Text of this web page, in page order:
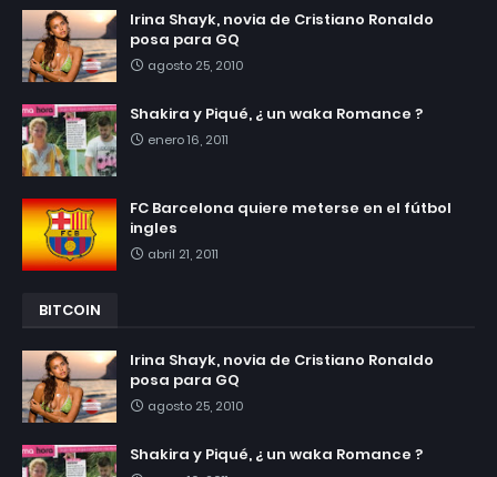
Irina Shayk, novia de Cristiano Ronaldo
posa para GQ
agosto 25, 2010
Shakira y Piqué, ¿ un waka Romance ?
enero 16, 2011
FC Barcelona quiere meterse en el fútbol
ingles
abril 21, 2011
BITCOIN
Irina Shayk, novia de Cristiano Ronaldo
posa para GQ
agosto 25, 2010
Shakira y Piqué, ¿ un waka Romance ?